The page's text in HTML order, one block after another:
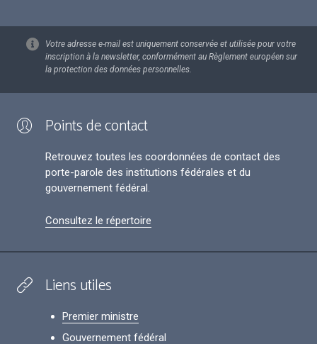
Votre adresse e-mail est uniquement conservée et utilisée pour votre
inscription à la newsletter, conformément au Règlement européen sur
la protection des données personnelles.
Points de contact
Retrouvez toutes les coordonnées de contact des
porte-parole des institutions fédérales et du
gouvernement fédéral.
Consultez le répertoire
Liens utiles
Premier ministre
Gouvernement fédéral